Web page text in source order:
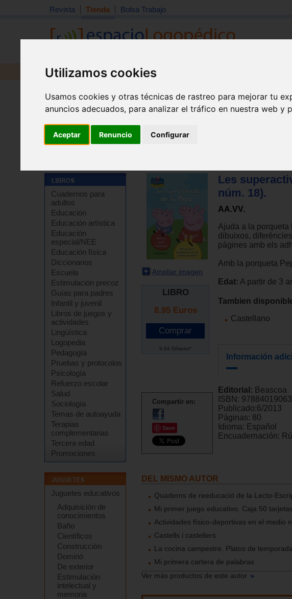
Utilizamos cookies
Usamos cookies y otras técnicas de rastreo para mejorar tu
anuncios adecuados, para analizar el tráfico en nuestra web y
Aceptar Renuncio Configurar
Revista Tienda Bolsa Trabajo
Revista Libros Material
Cuadernos para
adultos
Educación
Educación artística
Educación
especial/NEE
Educación física
Diccionarios
Escuela
Estimulación precoz
Guías para padres
Infantil y juvenil
Libros de juegos y
actividades
Lingüística
Logopedia
Pedagogía
Pruebas y protocolos
Psicología
Refuerzo escolar
Salud
Sociología
Temas de autoayuda
Terapias
complementarias
Tercera edad
Promociones
Juguetes educativos
Adquisición de
conocimientos
Baño
Científicos
Construcción
Dominó
De exterior
Estimulación
intelectual y
memoria
Ampliar imagen
LIBRO
8.95 Euros
9.94 Dólares*
Compartir en:
Save
Les
núm. 18).
AA.VV.
Ajuda a la porqueta
dibuixos,
pàgines amb els
Amb la porqueta
Edat: A partir de 3
Tambien
Castellano
Información
Editorial: Beascoa
ISBN:
Publicado:6/2013
Páginas: 80
Idioma: Español
Encuadernación:
DEL MISMO AUTOR
Quaderns de reeducació de la Lecto-
Mi primer juego educativo. Caja 50
Actividades físico-deportivas en el medio
Castells i castellers
La cocina campestre. Platos de temporada
Mi primera cartera de palabras
Ver más productos de este autor